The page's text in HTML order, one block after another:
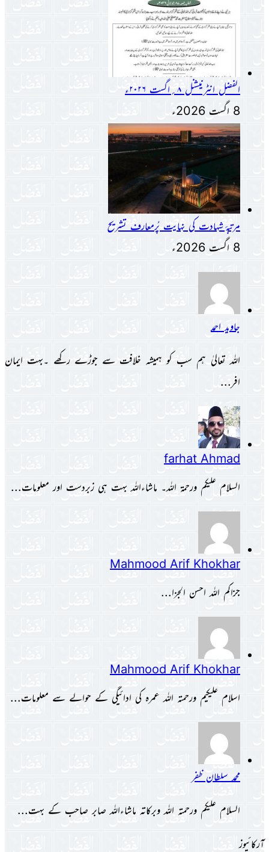
الفضل انٹرنیشنل ۸؍اگست ۲۰۲۶ء
8 اگست 2026ء
مرتبۂ شہادت کی نہایت پُرمعارف تشریح
8 اگست 2026ء
جاوید احمد
اللہ تعالیٰ ہم سب کو ہمیشہ خلافت سے جوڑے رکھے ۔بہت ایمان
افر...
farhat Ahmad
السلام علیکم ورحمۃ اللہ۔ ماشاءاللہ بہت ہی زبردست اور معلومات...
Mahmood Arif Khokhar
جزاکم اللہ احسن الجزا...
Mahmood Arif Khokhar
اسلام علیکیم ورحمتہ اللہ عمرہ کی ادائیگی کے حوالے سے معلومات...
محمد سلطان ظفر
السلام علیکم ورحمتہ اللہ وبرکاتہ ماشاءاللہ صابر صاحب کے بہت...
آرکائیوز